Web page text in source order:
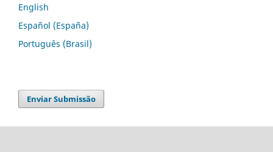
English
Español (España)
Português (Brasil)
Enviar Submissão